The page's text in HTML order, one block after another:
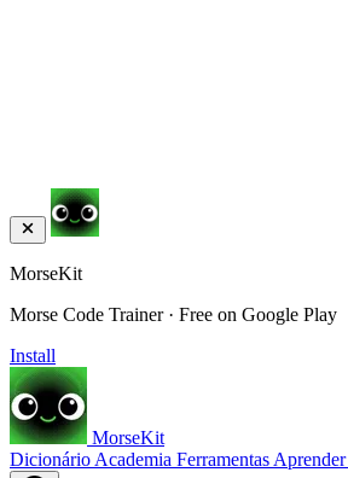
MorseKit
Morse Code Trainer · Free on Google Play
Install
MorseKit
Dicionário Academia Ferramentas Aprender